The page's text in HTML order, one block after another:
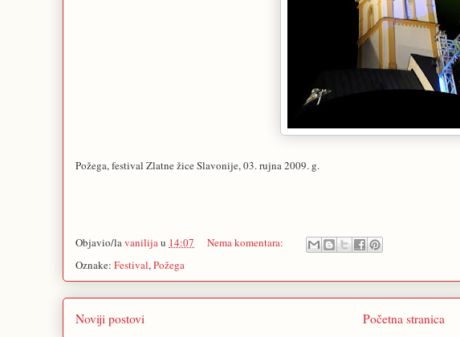
Požega, festival Zlatne žice Slavonije, 03. rujna 2009. g.
Objavio/lavanilijau 14:07
Nema komentara:
Oznake: Festival,Požega
Noviji postovi Početna stranica